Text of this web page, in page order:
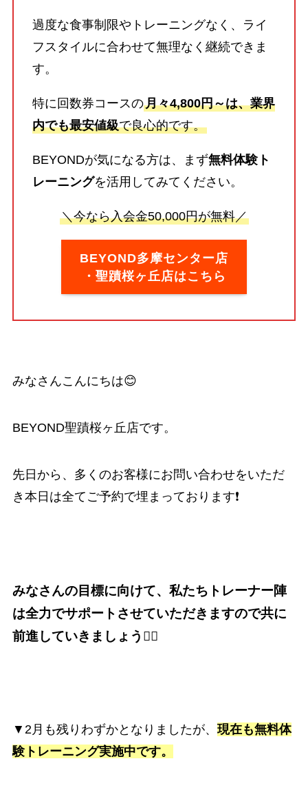
過度な食事制限やトレーニングなく、ライ
フスタイルに合わせて無理なく継続できま
す。
特に回数券コースの月々4,800円～は、業界
内でも最安値級で良心的です。
BEYONDが気になる方は、まず無料体験ト
レーニングを活用してみてください。
＼今なら入会金50,000円が無料／
BEYOND多摩センター店
・聖蹟桜ヶ丘店はこちら
みなさんこんにちは😊
BEYOND聖蹟桜ヶ丘店です。
先日から、多くのお客様にお問い合わせをいただ
き本日は全てご予約で埋まっております❗️
みなさんの目標に向けて、私たちトレーナー陣
は全力でサポートさせていただきますので共に
前進していきましょう🏋️‍♀️
▼2月も残りわずかとなりましたが、 現在も無料体
験トレーニング実施中です。